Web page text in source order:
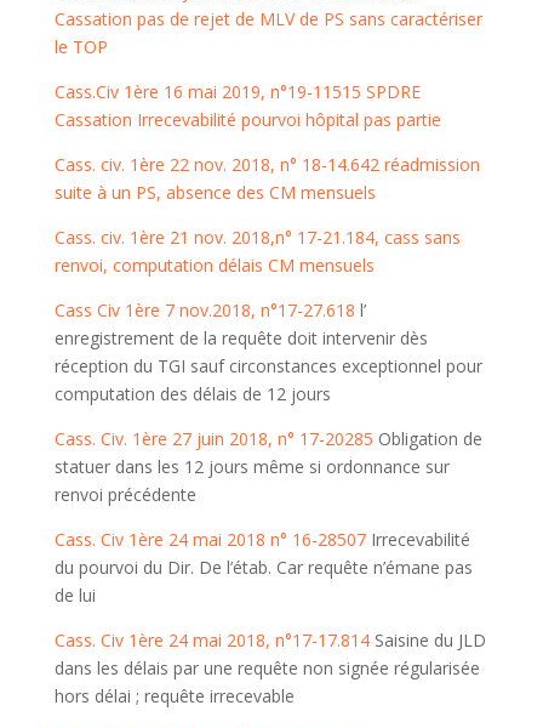
Cassation pas de rejet de MLV de PS sans caractériser
le TOP
Cass.Civ 1ère 16 mai 2019, n°19-11515 SPDRE
Cassation Irrecevabilité pourvoi hôpital pas partie
Cass. civ. 1ère 22 nov. 2018, n° 18-14.642 réadmission
suite à un PS, absence des CM mensuels
Cass. civ. 1ère 21 nov. 2018,n° 17-21.184, cass sans
renvoi, computation délais CM mensuels
Cass Civ 1ère 7 nov.2018, n°17-27.618 l’
enregistrement de la requête doit intervenir dès
réception du TGI sauf circonstances exceptionnel pour
computation des délais de 12 jours
Cass. Civ. 1ère 27 juin 2018, n° 17-20285 Obligation de
statuer dans les 12 jours même si ordonnance sur
renvoi précédente
Cass. Civ 1ère 24 mai 2018 n° 16-28507Irrecevabilité
du pourvoi du Dir. De l’étab. Car requête n’émane pas
de lui
Cass. Civ 1ère 24 mai 2018, n°17-17.814 Saisine du JLD
dans les délais par une requête non signée régularisée
hors délai ; requête irrecevable